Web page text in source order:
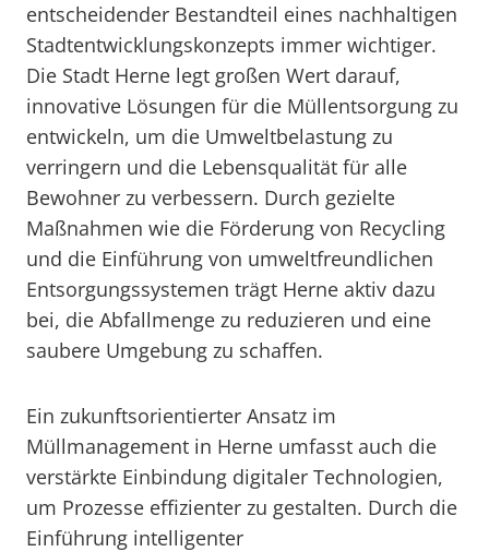
entscheidender Bestandteil eines nachhaltigen
Stadtentwicklungskonzepts immer wichtiger.
Die Stadt Herne legt großen Wert darauf,
innovative Lösungen für die Müllentsorgung zu
entwickeln, um die Umweltbelastung zu
verringern und die Lebensqualität für alle
Bewohner zu verbessern. Durch gezielte
Maßnahmen wie die Förderung von Recycling
und die Einführung von umweltfreundlichen
Entsorgungssystemen trägt Herne aktiv dazu
bei, die Abfallmenge zu reduzieren und eine
saubere Umgebung zu schaffen.
Ein zukunftsorientierter Ansatz im
Müllmanagement in Herne umfasst auch die
verstärkte Einbindung digitaler Technologien,
um Prozesse effizienter zu gestalten. Durch die
Einführung intelligenter